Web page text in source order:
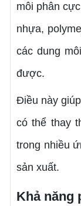
môi phân
nhựa,
các dung
được.
Điều này
có thể thay
trong nhiều
sản xuất.
Khả năng